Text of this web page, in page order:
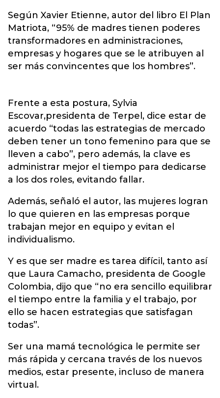
Según Xavier Etienne, autor del libro El Plan
Matriota, “95% de madres tienen poderes
transformadores en administraciones,
empresas y hogares que se le atribuyen al
ser más convincentes que los hombres”.
Frente a esta postura, Sylvia
Escovar,presidenta de Terpel, dice estar de
acuerdo “todas las estrategias de mercado
deben tener un tono femenino para que se
lleven a cabo”, pero además, la clave es
administrar mejor el tiempo para dedicarse
a los dos roles, evitando fallar.
Además, señaló el autor, las mujeres logran
lo que quieren en las empresas porque
trabajan mejor en equipo y evitan el
individualismo.
Y es que ser madre es tarea difícil, tanto así
que Laura Camacho, presidenta de Google
Colombia, dijo que “no era sencillo equilibrar
el tiempo entre la familia y el trabajo, por
ello se hacen estrategias que satisfagan
todas”.
Ser una mamá tecnológica le permite ser
más rápida y cercana través de los nuevos
medios, estar presente, incluso de manera
virtual.